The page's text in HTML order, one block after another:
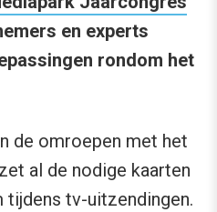
en experts
rondom het
de omroepen met het
al de nodige kaarten
tv-uitzendingen.